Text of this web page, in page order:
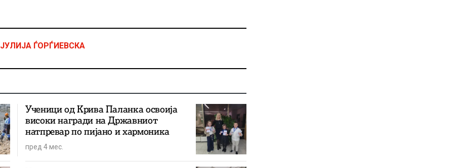
ЈУЛИЈА ЃОРЃИЕВСКА
Ученици од Крива Паланка освоија
високи награди на Државниот
натпревар по пијано и хармоника
пред 4 мес.